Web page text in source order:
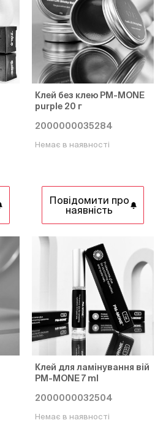
Клей без клею PM-MONE
purple 20 г
2000000035284
Немає в наявності
Повідомити про
наявність
Клей для ламінування вій
PM-MONE 7 ml
2000000032504
Немає в наявності